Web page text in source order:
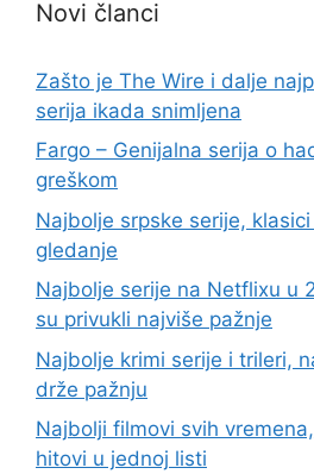
Novi članci
Zašto je The Wire i dalje
serija ikada snimljena
Fargo – Genijalna serija o
greškom
Najbolje srpske serije,
gledanje
Najbolje serije na Netflixu u
su privukli najviše pažnje
Najbolje krimi serije i trileri,
drže pažnju
Najbolji filmovi svih
hitovi u jednoj listi